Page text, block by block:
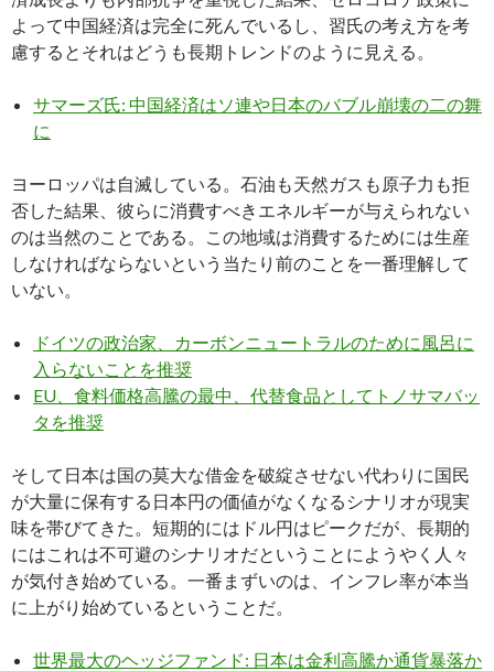
よって中国経済は完全に死んでいるし、習氏の考え方を考
慮するとそれはどうも長期トレンドのように見える。
サマーズ氏: 中国経済はソ連や日本のバブル崩壊の二の舞
に
ヨーロッパは自滅している。石油も天然ガスも原子力も拒
否した結果、彼らに消費すべきエネルギーが与えられない
のは当然のことである。この地域は消費するためには生産
しなければならないという当たり前のことを一番理解して
いない。
ドイツの政治家、カーボンニュートラルのために風呂に
入らないことを推奨
EU、食料価格高騰の最中、代替食品としてトノサマバッ
タを推奨
そして日本は国の莫大な借金を破綻させない代わりに国民
が大量に保有する日本円の価値がなくなるシナリオが現実
味を帯びてきた。短期的にはドル円はピークだが、長期的
にはこれは不可避のシナリオだということにようやく人々
が気付き始めている。一番まずいのは、インフレ率が本当
に上がり始めているということだ。
世界最大のヘッジファンド: 日本は金利高騰か通貨暴落か